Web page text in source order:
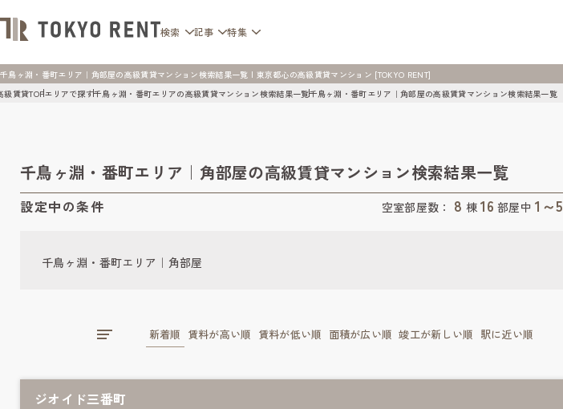
検索 記事 特集
千鳥ヶ淵・番町エリア｜角部屋の高級賃貸マンション検索結果一覧 | 東京都心の高級賃貸マンション [TOKYO RENT]
級賃貸TOPエリアで探す千鳥ヶ淵・番町エリアの高級賃貸マンション検索結果一覧千鳥ヶ淵・番町エリア｜角部屋の高級賃貸マンション検索結果一覧
千鳥ヶ淵・番町エリア｜角部屋の高級賃貸マンション検索結果一覧
設定中の条件 空室部屋数： 8 棟16 部屋中1～5
千鳥ヶ淵・番町エリア｜角部屋
新着順 賃料が高い順 賃料が低い順 面積が広い順 竣工が新しい順 駅に近い順
ジオイド三番町